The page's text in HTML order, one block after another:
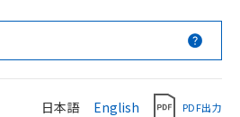
日本語 English PDF出力